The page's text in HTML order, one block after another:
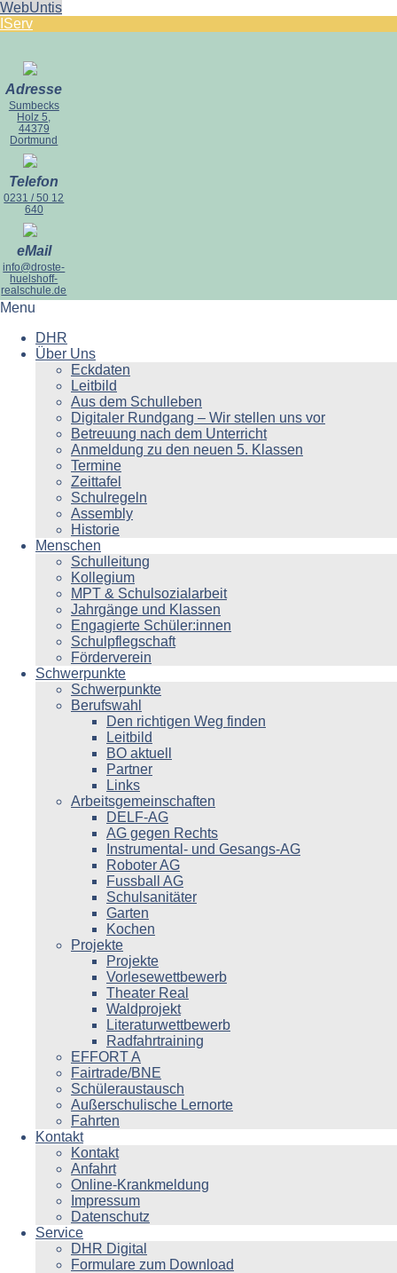
WebUntis
IServ
Adresse
Sumbecks
Holz 5,
44379
Dortmund
Telefon
0231 / 50 12
640
eMail
info@droste-
huelshoff-
realschule.de
Menu
DHR
Über Uns
Eckdaten
Leitbild
Aus dem Schulleben
Digitaler Rundgang – Wir stellen uns vor
Betreuung nach dem Unterricht
Anmeldung zu den neuen 5. Klassen
Termine
Zeittafel
Schulregeln
Assembly
Historie
Menschen
Schulleitung
Kollegium
MPT & Schulsozialarbeit
Jahrgänge und Klassen
Engagierte Schüler:innen
Schulpflegschaft
Förderverein
Schwerpunkte
Schwerpunkte
Berufswahl
Den richtigen Weg finden
Leitbild
BO aktuell
Partner
Links
Arbeitsgemeinschaften
DELF-AG
AG gegen Rechts
Instrumental- und Gesangs-AG
Roboter AG
Fussball AG
Schulsanitäter
Garten
Kochen
Projekte
Projekte
Vorlesewettbewerb
Theater Real
Waldprojekt
Literaturwettbewerb
Radfahrtraining
EFFORT A
Fairtrade/BNE
Schüleraustausch
Außerschulische Lernorte
Fahrten
Kontakt
Kontakt
Anfahrt
Online-Krankmeldung
Impressum
Datenschutz
Service
DHR Digital
Formulare zum Download